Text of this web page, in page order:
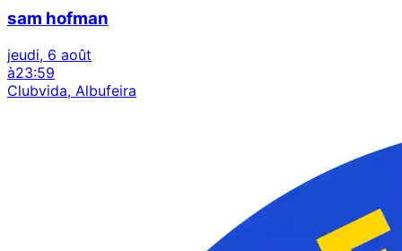
sam hofman
jeudi, 6 août
à23:59
Clubvida, Albufeira